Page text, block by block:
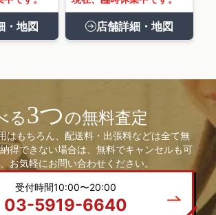
・地図 店舗詳細・地図
る3つの無料査定
はもちろん、配送料・出張料などは全て無
得できない場合は、無料でキャンセルも可
お気軽にお問い合わせください。
受付時間10:00〜20:00
03-5919-6640